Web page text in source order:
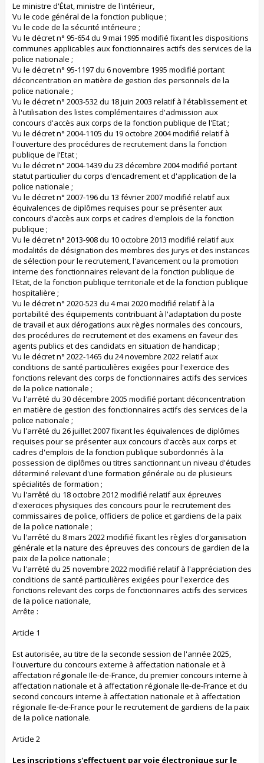
Le ministre d'État, ministre de l'intérieur,
Vu le code général de la fonction publique ;
Vu le code de la sécurité intérieure ;
Vu le décret n° 95-654 du 9 mai 1995 modifié fixant les dispositions
communes applicables aux fonctionnaires actifs des services de la
police nationale ;
Vu le décret n° 95-1197 du 6 novembre 1995 modifié portant
déconcentration en matière de gestion des personnels de la
police nationale ;
Vu le décret n° 2003-532 du 18 juin 2003 relatif à l'établissement et
à l'utilisation des listes complémentaires d'admission aux
concours d'accès aux corps de la fonction publique de l'Etat ;
Vu le décret n° 2004-1105 du 19 octobre 2004 modifié relatif à
l'ouverture des procédures de recrutement dans la fonction
publique de l'Etat ;
Vu le décret n° 2004-1439 du 23 décembre 2004 modifié portant
statut particulier du corps d'encadrement et d'application de la
police nationale ;
Vu le décret n° 2007-196 du 13 février 2007 modifié relatif aux
équivalences de diplômes requises pour se présenter aux
concours d'accès aux corps et cadres d'emplois de la fonction
publique ;
Vu le décret n° 2013-908 du 10 octobre 2013 modifié relatif aux
modalités de désignation des membres des jurys et des instances
de sélection pour le recrutement, l'avancement ou la promotion
interne des fonctionnaires relevant de la fonction publique de
l'Etat, de la fonction publique territoriale et de la fonction publique
hospitalière ;
Vu le décret n° 2020-523 du 4 mai 2020 modifié relatif à la
portabilité des équipements contribuant à l'adaptation du poste
de travail et aux dérogations aux règles normales des concours,
des procédures de recrutement et des examens en faveur des
agents publics et des candidats en situation de handicap ;
Vu le décret n° 2022-1465 du 24 novembre 2022 relatif aux
conditions de santé particulières exigées pour l'exercice des
fonctions relevant des corps de fonctionnaires actifs des services
de la police nationale ;
Vu l'arrêté du 30 décembre 2005 modifié portant déconcentration
en matière de gestion des fonctionnaires actifs des services de la
police nationale ;
Vu l'arrêté du 26 juillet 2007 fixant les équivalences de diplômes
requises pour se présenter aux concours d'accès aux corps et
cadres d'emplois de la fonction publique subordonnés à la
possession de diplômes ou titres sanctionnant un niveau d'études
déterminé relevant d'une formation générale ou de plusieurs
spécialités de formation ;
Vu l'arrêté du 18 octobre 2012 modifié relatif aux épreuves
d'exercices physiques des concours pour le recrutement des
commissaires de police, officiers de police et gardiens de la paix
de la police nationale ;
Vu l'arrêté du 8 mars 2022 modifié fixant les règles d'organisation
générale et la nature des épreuves des concours de gardien de la
paix de la police nationale ;
Vu l'arrêté du 25 novembre 2022 modifié relatif à l'appréciation des
conditions de santé particulières exigées pour l'exercice des
fonctions relevant des corps de fonctionnaires actifs des services
de la police nationale,
Arrête :
Article 1
Est autorisée, au titre de la seconde session de l'année 2025,
l'ouverture du concours externe à affectation nationale et à
affectation régionale Ile-de-France, du premier concours interne à
affectation nationale et à affectation régionale Ile-de-France et du
second concours interne à affectation nationale et à affectation
régionale Ile-de-France pour le recrutement de gardiens de la paix
de la police nationale.
Article 2
Les inscriptions s'effectuent par voie électronique sur le